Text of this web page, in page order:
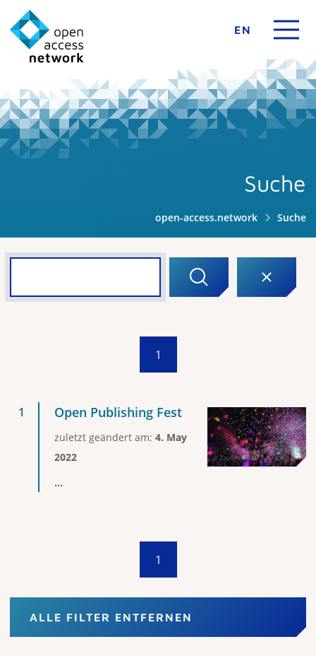
EN
Suche
open-access.network Suche
1
Open Publishing Fest
zuletzt geändert am: 4. May
2022
...
1
ALLE FILTER ENTFERNEN